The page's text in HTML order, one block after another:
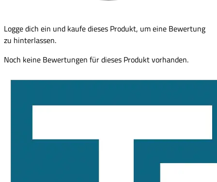
Logge dich ein und kaufe dieses Produkt, um eine Bewertung
zu hinterlassen.
Noch keine Bewertungen für dieses Produkt vorhanden.